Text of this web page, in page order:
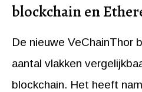
blockchain en
De nieuwe VeChainThor
aantal vlakken
blockchain. Het heeft